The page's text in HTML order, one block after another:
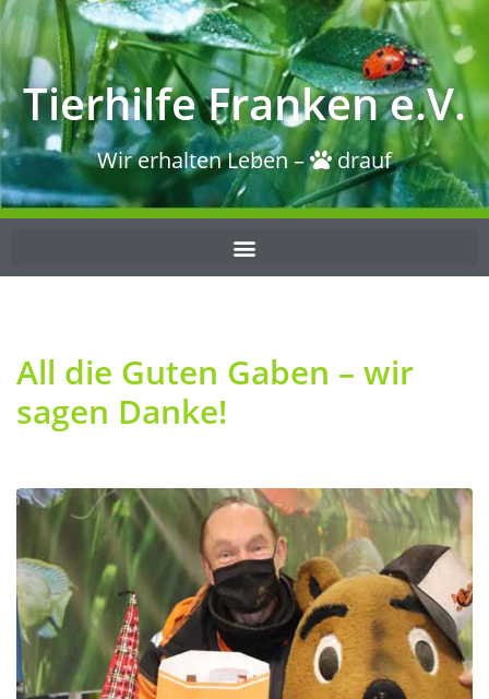
Tierhilfe Franken e.V.
Wir erhalten Leben – drauf
All die Guten Gaben – wir
sagen Danke!